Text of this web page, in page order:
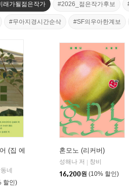
래가될젊은작가 #2026_젊은작가후보
#무아지경시간순삭 #SF의우아한계보
(집 에
네
할인)
혼모노 (리커버)
성해나 저
창비
16,200원 (10% 할인)